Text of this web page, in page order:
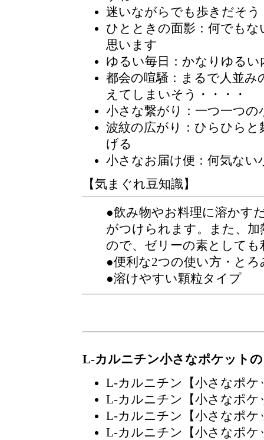
迷いながらでも歩きだそ
ひとときの面影 ：何でも
思います
ゆるい毎日 ：かなりゆる
都会の喧騒 ：まるで人並
えてしまいそう・・・・
小さな繋がり：一つ一つ
波紋の広がり：ひらひら
げる
小さなお届け便 ：何気な
【気まぐれ豆知識】
●飲み物やお料理に溶かす
がつけられます。また、
ので、ゼリーの素としても
●便利な2つの使い方・と
●溶けやすい顆粒タイプ
L-カルニチン小さなポケット
L-カルニチン【小さなポケ
L-カルニチン【小さなポケ
L-カルニチン【小さなポケ
L-カルニチン【小さなポケ